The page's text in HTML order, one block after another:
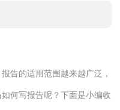
告的适用范围越来越广泛，
何写报告呢？下面是小编收